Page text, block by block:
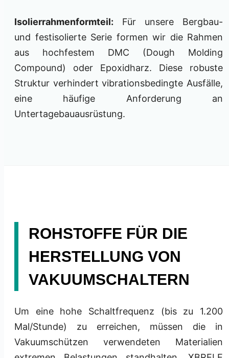
Isolierrahmenformteil: Für unsere Bergbau-
und festisolierte Serie formen wir die Rahmen
aus hochfestem DMC (Dough Molding
Compound) oder Epoxidharz. Diese robuste
Struktur verhindert vibrationsbedingte Ausfälle,
eine häufige Anforderung an
Untertagebauausrüstung.
ROHSTOFFE FÜR DIE
HERSTELLUNG VON
VAKUUMSCHALTERN
Um eine hohe Schaltfrequenz (bis zu 1.200
Mal/Stunde) zu erreichen, müssen die in
Vakuumschützen verwendeten Materialien